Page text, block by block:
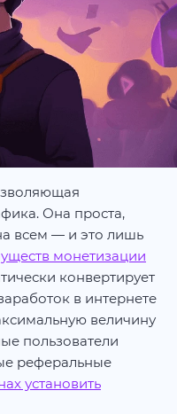
Она проста,
всем — и это лишь
монетизации
конвертирует
в интернете
величину
пользователи
реферальные
установить